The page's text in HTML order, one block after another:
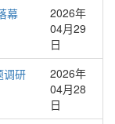
幕
2026年
04月29
日
调研
2026年
04月28
日